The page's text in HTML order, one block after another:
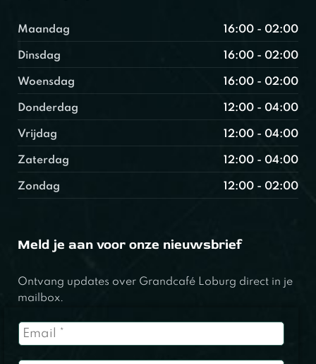
Maandag 16:00 - 02:00
Dinsdag 16:00 - 02:00
Woensdag 16:00 - 02:00
Donderdag 12:00 - 04:00
Vrijdag 12:00 - 04:00
Zaterdag 12:00 - 04:00
Zondag 12:00 - 02:00
Meld je aan voor onze nieuwsbrief
Ontvang updates over Grandcafé Loburg direct in je
mailbox.